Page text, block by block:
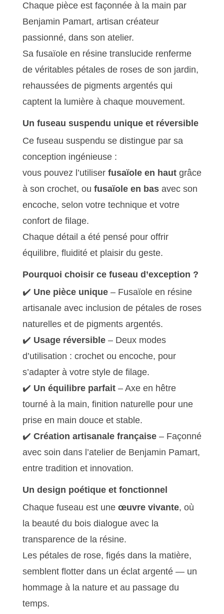
Chaque pièce est façonnée à la main par
Benjamin Pamart, artisan créateur
passionné, dans son atelier.
Sa fusaïole en résine translucide renferme
de véritables pétales de roses de son jardin,
rehaussées de pigments argentés qui
captent la lumière à chaque mouvement.
Un fuseau suspendu unique et réversible
Ce fuseau suspendu se distingue par sa
conception ingénieuse :
vous pouvez l’utiliser fusaïole en hautgrâce
à son crochet, ou fusaïole en basavec son
encoche, selon votre technique et votre
confort de filage.
Chaque détail a été pensé pour offrir
équilibre, fluidité et plaisir du geste.
Pourquoi choisir ce fuseau d’exception ?
✔️ Une pièce unique– Fusaïole en résine
artisanale avec inclusion de pétales de roses
naturelles et de pigments argentés.
✔️ Usage réversible– Deux modes
d’utilisation : crochet ou encoche, pour
s’adapter à votre style de filage.
✔️ Un équilibre parfait– Axe en hêtre
tourné à la main, finition naturelle pour une
prise en main douce et stable.
✔️ Création artisanale française– Façonné
avec soin dans l’atelier de Benjamin Pamart,
entre tradition et innovation.
Un design poétique et fonctionnel
Chaque fuseau est une œuvre vivante, où
la beauté du bois dialogue avec la
transparence de la résine.
Les pétales de rose, figés dans la matière,
semblent flotter dans un éclat argenté — un
hommage à la nature et au passage du
temps.